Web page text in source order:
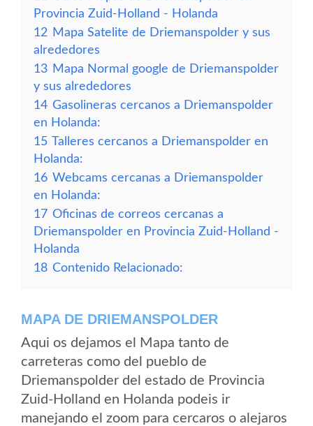
Provincia Zuid-Holland - Holanda
12 Mapa Satelite de Driemanspolder y sus
alrededores
13 Mapa Normal google de Driemanspolder
y sus alrededores
14 Gasolineras cercanos a Driemanspolder
en Holanda:
15 Talleres cercanos a Driemanspolder en
Holanda:
16 Webcams cercanas a Driemanspolder
en Holanda:
17 Oficinas de correos cercanas a
Driemanspolder en Provincia Zuid-Holland -
Holanda
18 Contenido Relacionado:
MAPA DE DRIEMANSPOLDER
Aqui os dejamos el Mapa tanto de
carreteras como del pueblo de
Driemanspolder del estado de Provincia
Zuid-Holland en Holanda podeis ir
manejando el zoom para cercaros o alejaros